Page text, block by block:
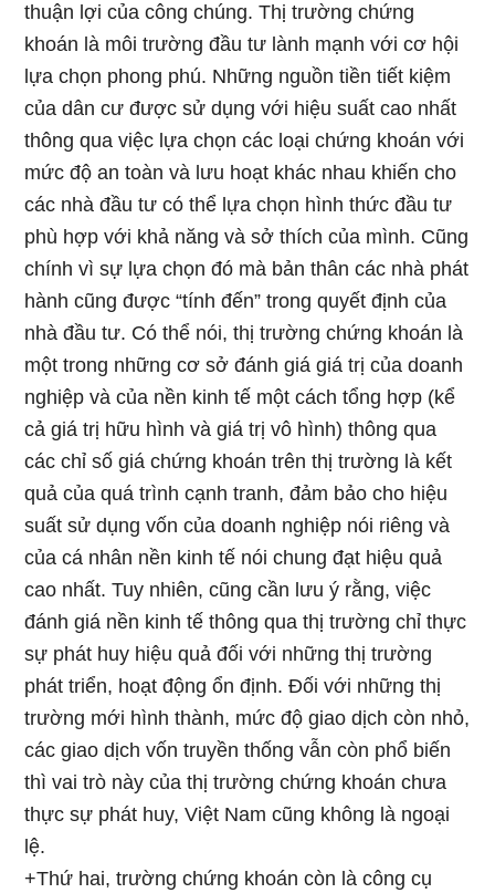
thuận lợi của công chúng. Thị trường chứng
khoán là môi trường đầu tư lành mạnh với cơ hội
lựa chọn phong phú. Những nguồn tiền tiết kiệm
của dân cư được sử dụng với hiệu suất cao nhất
thông qua việc lựa chọn các loại chứng khoán với
mức độ an toàn và lưu hoạt khác nhau khiến cho
các nhà đầu tư có thể lựa chọn hình thức đầu tư
phù hợp với khả năng và sở thích của mình. Cũng
chính vì sự lựa chọn đó mà bản thân các nhà phát
hành cũng được “tính đến” trong quyết định của
nhà đầu tư. Có thể nói, thị trường chứng khoán là
một trong những cơ sở đánh giá giá trị của doanh
nghiệp và của nền kinh tế một cách tổng hợp (kể
cả giá trị hữu hình và giá trị vô hình) thông qua
các chỉ số giá chứng khoán trên thị trường là kết
quả của quá trình cạnh tranh, đảm bảo cho hiệu
suất sử dụng vốn của doanh nghiệp nói riêng và
của cá nhân nền kinh tế nói chung đạt hiệu quả
cao nhất. Tuy nhiên, cũng cần lưu ý rằng, việc
đánh giá nền kinh tế thông qua thị trường chỉ thực
sự phát huy hiệu quả đối với những thị trường
phát triển, hoạt động ổn định. Đối với những thị
trường mới hình thành, mức độ giao dịch còn nhỏ,
các giao dịch vốn truyền thống vẫn còn phổ biến
thì vai trò này của thị trường chứng khoán chưa
thực sự phát huy, Việt Nam cũng không là ngoại
lệ.
+Thứ hai, trường chứng khoán còn là công cụ